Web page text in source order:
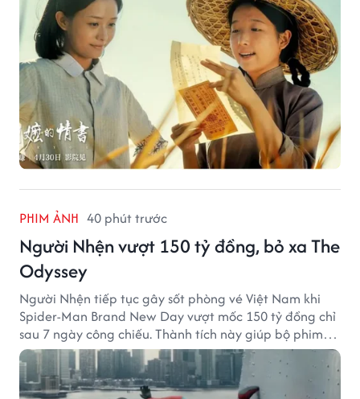
PHIM ẢNH 40 phút trước
Người Nhện vượt 150 tỷ đồng, bỏ xa The
Odyssey
Người Nhện tiếp tục gây sốt phòng vé Việt Nam khi
Spider-Man Brand New Day vượt mốc 150 tỷ đồng chỉ
sau 7 ngày công chiếu. Thành tích này giúp bộ phim
của Tom Holland tạo khoảng cách đáng kể với The
Odyssey trên đường đua doanh thu.